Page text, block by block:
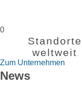
0
Standorte
weltweit
Zum Unternehmen
News